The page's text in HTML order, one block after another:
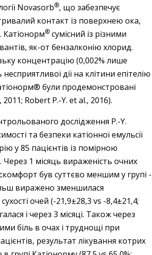
Novasorb®, що забезпечує
контакт із поверхнею ока,
Катіонорм® сумісний із різними
як-от бензалконію хлорид.
концентрацію (0,002% лише
дії на клітини епітелію
були продемонстровані
Robert P.-Y. et al., 2016).
дослідження P.-Y.
та безпеки катіонної емульсії
у 85 пацієнтів із помірною
1 місяць вираженість очних
був суттєво меншим у групі
виражено зменшилася
очей (-21,9±28,3 vs -8,4±21,4;
і через 3 місяці. Також через
біль в очах і труднощі при
результат лікування котрих